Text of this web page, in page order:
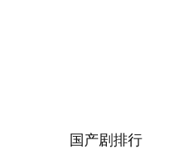
国产剧排行